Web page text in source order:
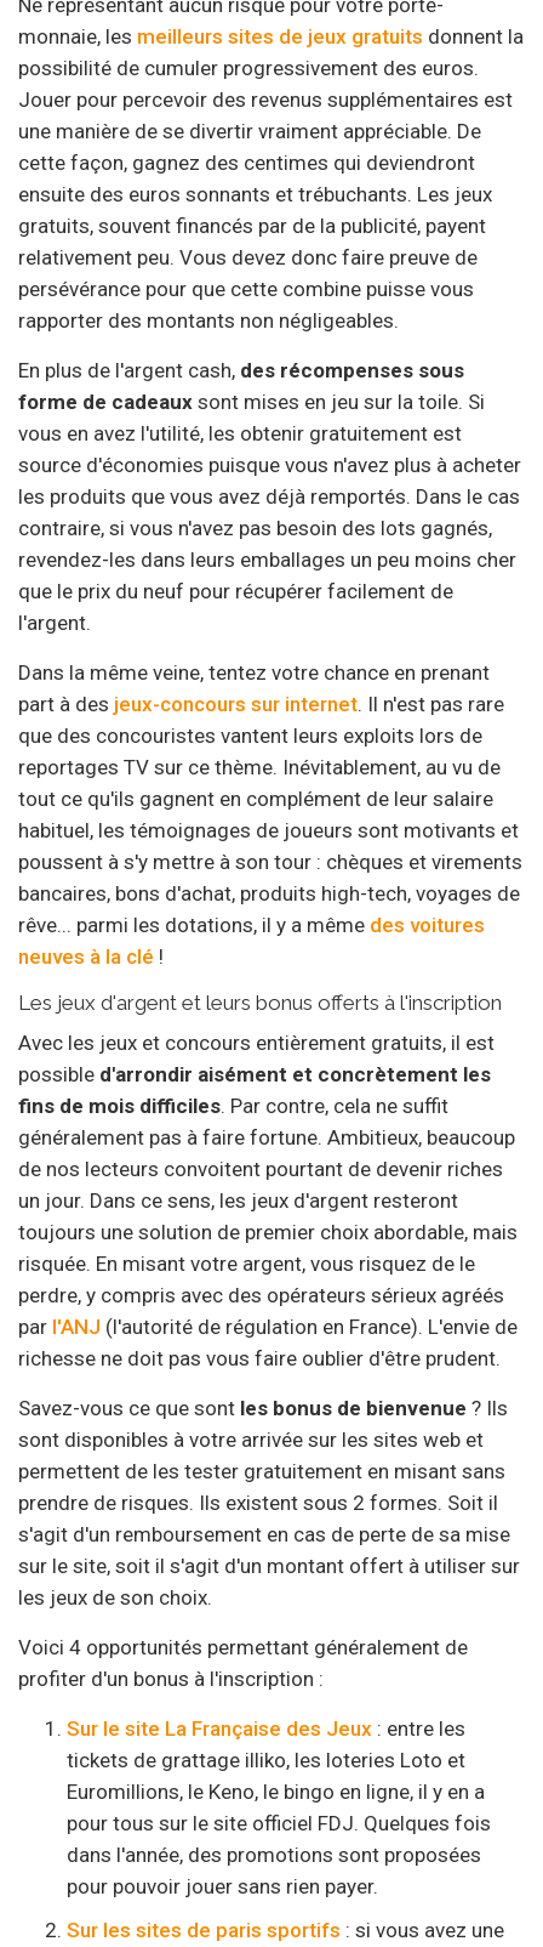
monnaie, les meilleurs sites de jeux gratuits donnent la
possibilité de cumuler progressivement des euros.
Jouer pour percevoir des revenus supplémentaires est
une manière de se divertir vraiment appréciable. De
cette façon, gagnez des centimes qui deviendront
ensuite des euros sonnants et trébuchants. Les jeux
gratuits, souvent financés par de la publicité, payent
relativement peu. Vous devez donc faire preuve de
persévérance pour que cette combine puisse vous
rapporter des montants non négligeables.
En plus de l'argent cash, des récompenses sous
forme de cadeaux sont mises en jeu sur la toile. Si
vous en avez l'utilité, les obtenir gratuitement est
source d'économies puisque vous n'avez plus à acheter
les produits que vous avez déjà remportés. Dans le cas
contraire, si vous n'avez pas besoin des lots gagnés,
revendez-les dans leurs emballages un peu moins cher
que le prix du neuf pour récupérer facilement de
l'argent.
Dans la même veine, tentez votre chance en prenant
part à des jeux-concours sur internet. Il n'est pas rare
que des concouristes vantent leurs exploits lors de
reportages TV sur ce thème. Inévitablement, au vu de
tout ce qu'ils gagnent en complément de leur salaire
habituel, les témoignages de joueurs sont motivants et
poussent à s'y mettre à son tour : chèques et virements
bancaires, bons d'achat, produits high-tech, voyages de
rêve... parmi les dotations, il y a même des voitures
neuves à la clé !
Les jeux d'argent et leurs bonus offerts à l'inscription
Avec les jeux et concours entièrement gratuits, il est
possible d'arrondir aisément et concrètement les
fins de mois difficiles. Par contre, cela ne suffit
généralement pas à faire fortune. Ambitieux, beaucoup
de nos lecteurs convoitent pourtant de devenir riches
un jour. Dans ce sens, les jeux d'argent resteront
toujours une solution de premier choix abordable, mais
risquée. En misant votre argent, vous risquez de le
perdre, y compris avec des opérateurs sérieux agréés
par l'ANJ (l'autorité de régulation en France). L'envie de
richesse ne doit pas vous faire oublier d'être prudent.
Savez-vous ce que sont les bonus de bienvenue ? Ils
sont disponibles à votre arrivée sur les sites web et
permettent de les tester gratuitement en misant sans
prendre de risques. Ils existent sous 2 formes. Soit il
s'agit d'un remboursement en cas de perte de sa mise
sur le site, soit il s'agit d'un montant offert à utiliser sur
les jeux de son choix.
Voici 4 opportunités permettant généralement de
profiter d'un bonus à l'inscription :
Sur le site La Française des Jeux : entre les
tickets de grattage illiko, les loteries Loto et
Euromillions, le Keno, le bingo en ligne, il y en a
pour tous sur le site officiel FDJ. Quelques fois
dans l'année, des promotions sont proposées
pour pouvoir jouer sans rien payer.
Sur les sites de paris sportifs : si vous avez une